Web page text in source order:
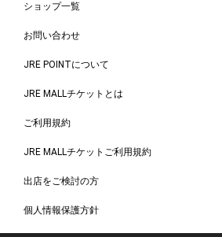
ショップ一覧
お問い合わせ
JRE POINTについて
JRE MALLチケットとは
ご利用規約
JRE MALLチケットご利用規約
出店をご検討の方
個人情報保護方針